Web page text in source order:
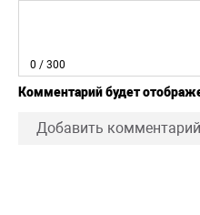
0 / 300
Комментарий будет
Добавить комментарий